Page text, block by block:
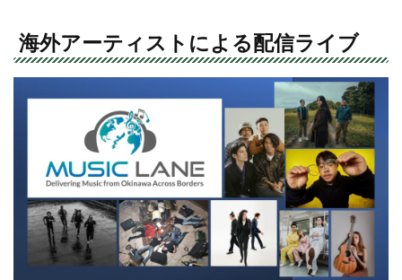
海外アーティストによる配信ライブ